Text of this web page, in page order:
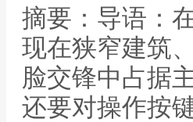
摘要：导语：
现在狭窄建筑
脸交锋中占据
还要对操作按